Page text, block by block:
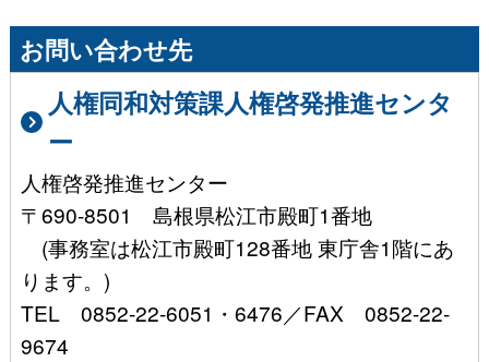
お問い合わせ先
人権同和対策課人権啓発推進センタ
ー
人権啓発推進センター
〒690-8501 島根県松江市殿町1番地
(事務室は松江市殿町128番地 東庁舎1階にあ
ります。)
TEL 0852-22-6051・6476／FAX 0852-22-
9674